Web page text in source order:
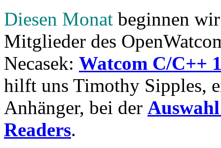
Diesen Monat beginnen
Mitglieder des
Necasek: Watcom C/C++
hilft uns Timothy Sipples,
Anhänger, bei der
Readers.